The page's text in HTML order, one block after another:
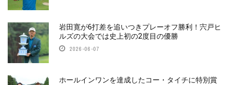
岩田寛が6打差を追いつきプレーオフ勝利！宍戸ヒ
ルズの大会では史上初の2度目の優勝
2026-06-07
ホールインワンを達成したコー・タイチに特別賞